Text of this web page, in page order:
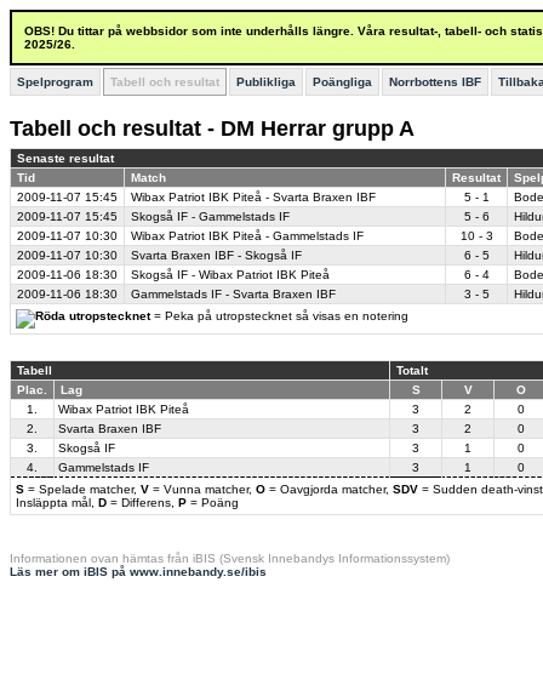
OBS! Du tittar på webbsidor som inte underhålls längre. Våra resultat-, tabell- och
2025/26.
Spelprogram Tabell och resultat Publikliga Poängliga Norrbottens IBF
Tabell och resultat - DM Herrar grupp A
Senaste resultat
Tid
Match Resultat
= Peka på utropstecknet så visas en notering
2009-11-07 15:45 Wibax Patriot IBK Piteå - Svarta Braxen IBF 5 - 1
2009-11-07 15:45 Skogså IF - Gammelstads IF 5 - 6
2009-11-07 10:30 Wibax Patriot IBK Piteå - Gammelstads IF 10 - 3
2009-11-07 10:30 Svarta Braxen IBF - Skogså IF 6 - 5
2009-11-06 18:30 Skogså IF - Wibax Patriot IBK Piteå 6 - 4
2009-11-06 18:30 Gammelstads IF - Svarta Braxen IBF 3 - 5
Tabell
Totalt
Plac.
Lag S V O
S = Spelade matcher, V = Vunna matcher, O = Oavgjorda matcher, SDV = Sudden death-
Insläppta mål, D = Differens, P = Poäng
1. Wibax Patriot IBK Piteå 3 2
0
2.
Svarta Braxen IBF 3 2
0
3.
Skogså IF 3 1
0
4.
Gammelstads IF 3 1 0
Informationen ovan hämtas från iBIS (Svensk Innebandys Informationssystem)
Läs mer om iBIS på www.innebandy.se/ibis